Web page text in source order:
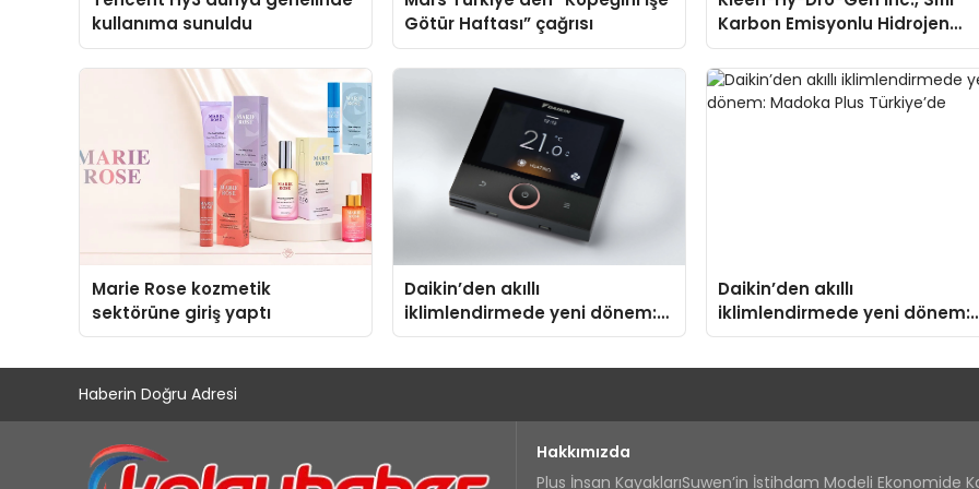
kullanıma sunuldu
Götür Haftası” çağrısı
Karbon Emisyonlu Hidrojen
Isıtma Teknolojisinde ISO ve
TSSA Düzenleyici Onaylarını
Aldı
Marie Rose kozmetik
sektörüne giriş yaptı
Daikin’den akıllı
iklimlendirmede yeni dönem:
Madoka Plus Türkiye’de
Daikin’den akıllı
iklimlendirmede yeni dönem:
Madoka Plus Türkiye’de
Haberin Doğru Adresi
Hakkımızda
Plus İnsan KayaklarıSuwen’in İstihdam Modeli Ekonomide